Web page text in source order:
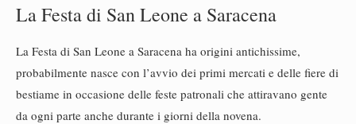
La Festa di San Leone a Saracena
La Festa di San Leone a Saracena ha origini antichissime,
probabilmente nasce con l’avvio dei primi mercati e delle fiere di
bestiame in occasione delle feste patronali che attiravano gente
da ogni parte anche durante i giorni della novena.